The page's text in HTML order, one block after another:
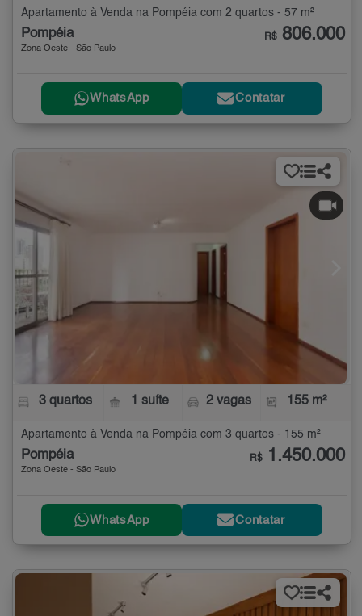
Apartamento à Venda na Pompéia com 2 quartos - 57 m²
Pompéia
Zona Oeste - São Paulo
R$ 806.000
WhatsApp Contatar
3 quartos 1 suíte 2 vagas 155 m²
Apartamento à Venda na Pompéia com 3 quartos - 155 m²
Pompéia
Zona Oeste - São Paulo
R$ 1.450.000
WhatsApp Contatar